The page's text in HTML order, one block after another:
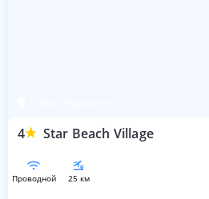
4 Star Beach Village
проводной 25 км